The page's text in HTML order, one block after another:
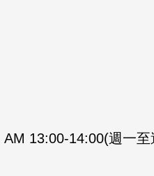
AM 13:00-14:00(週一至